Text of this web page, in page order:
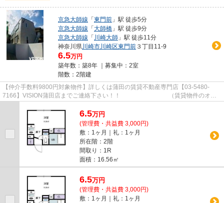
京急大師線 「東門前 」駅 徒歩5分
京急大師線 「大師橋 」駅 徒歩9分
京急大師線 「 川崎大師 」駅 徒歩11分
神奈川県川崎市川崎区東門前 ３丁目11-9
6.5万円
築年数：築8年 ｜募集中： 2室
階数：2階建
【仲介手数料9800円対象物件】詳しくは蒲田の賃貸不動産専門店【03-5480-
7166】VISION蒲田店までご連絡下さい！！ （賃貸物件のオス
スメポイント） 3駅以上利用可 エア...
6.5万円
(管理費・共益費 3,000円)
敷：1ヶ月｜礼：1ヶ月
所在階：2階
間取り：1R
面積：16.56㎡
6.5万円
(管理費・共益費 3,000円)
敷：1ヶ月｜礼：1ヶ月